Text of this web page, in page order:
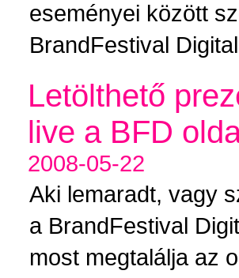
eseményei között
BrandFestival
Letölthető
live a BFD
2008-05-22
Aki lemaradt, vagy
a BrandFestival
most megtalálja az